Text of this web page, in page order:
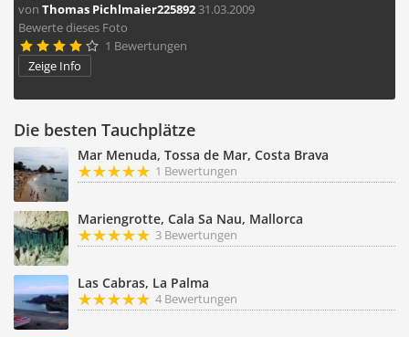
von Thomas Pichlmaier22589231.03.2009
Bewerte dieses Foto
     1 Bewertungen
Zeige Info
Die besten Tauchplätze
Mar Menuda, Tossa de Mar, Costa Brava
1 Bewertungen
Mariengrotte, Cala Sa Nau, Mallorca
3 Bewertungen
Las Cabras, La Palma
4 Bewertungen